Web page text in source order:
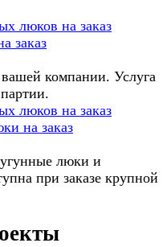
люков на заказ
заказ
компании. Услуга
люков на заказ
на заказ
люки и
при заказе крупной